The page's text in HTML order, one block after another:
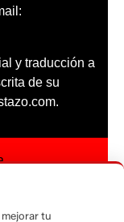
y traducción a
de su
tu